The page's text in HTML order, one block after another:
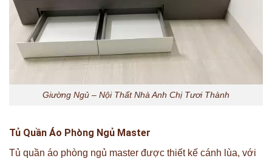
Giường Ngủ – Nội Thất Nhà Anh Chị Tươi Thành
Tủ Quần Áo Phòng Ngủ Master
Tủ quần áo phòng ngủ master được thiết kế cánh lùa, với